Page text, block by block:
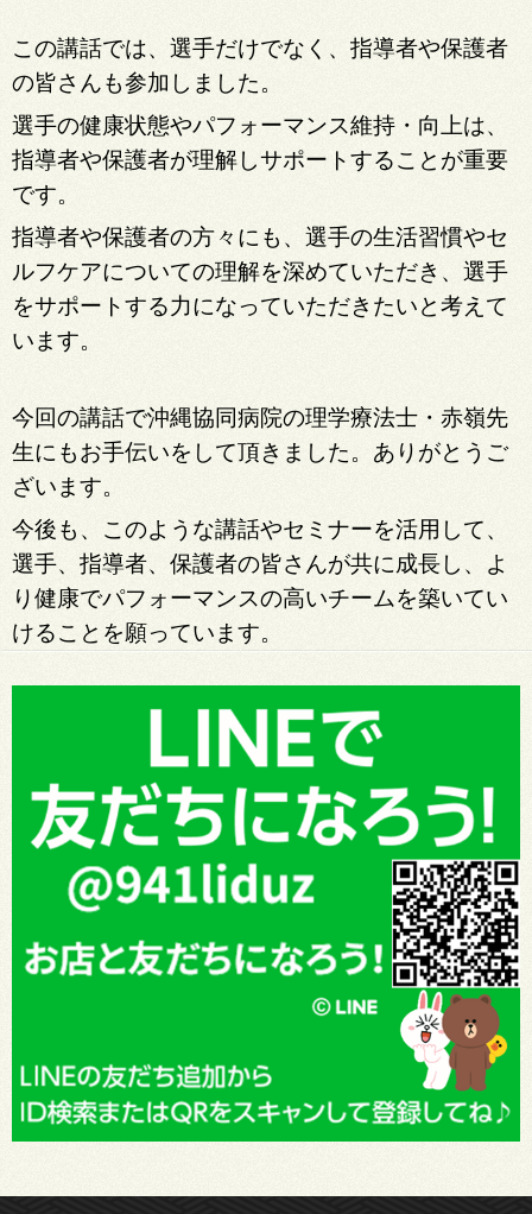
この講話では、選手だけでなく、指導者や保護者
の皆さんも参加しました。
選手の健康状態やパフォーマンス維持・向上は、
指導者や保護者が理解しサポートすることが重要
です。
指導者や保護者の方々にも、選手の生活習慣やセ
ルフケアについての理解を深めていただき、選手
をサポートする力になっていただきたいと考えて
います。
今回の講話で沖縄協同病院の理学療法士・赤嶺先
生にもお手伝いをして頂きました。ありがとうご
ざいます。
今後も、このような講話やセミナーを活用して、
選手、指導者、保護者の皆さんが共に成長し、よ
り健康でパフォーマンスの高いチームを築いてい
けることを願っています。